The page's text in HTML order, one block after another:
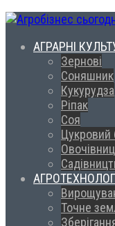
АГРАРНІ
Зернові
Соняшник
Кукурудза
Ріпак
Соя
Цукровий
Точне